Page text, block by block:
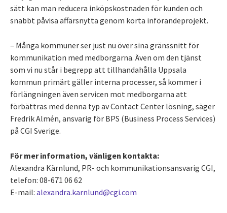
sätt kan man reducera inköpskostnaden för kunden och
snabbt påvisa affärsnytta genom korta införandeprojekt.
– Många kommuner ser just nu över sina gränssnitt för
kommunikation med medborgarna. Även om den tjänst
som vi nu står i begrepp att tillhandahålla Uppsala
kommun primärt gäller interna processer, så kommer i
förlängningen även servicen mot medborgarna att
förbättras med denna typ av Contact Center lösning, säger
Fredrik Almén, ansvarig för BPS (Business Process Services)
på CGI Sverige.
För mer information, vänligen kontakta:
Alexandra Kärnlund, PR- och kommunikationsansvarig CGI,
telefon: 08-671 06 62
E-mail: alexandra.karnlund@cgi.com